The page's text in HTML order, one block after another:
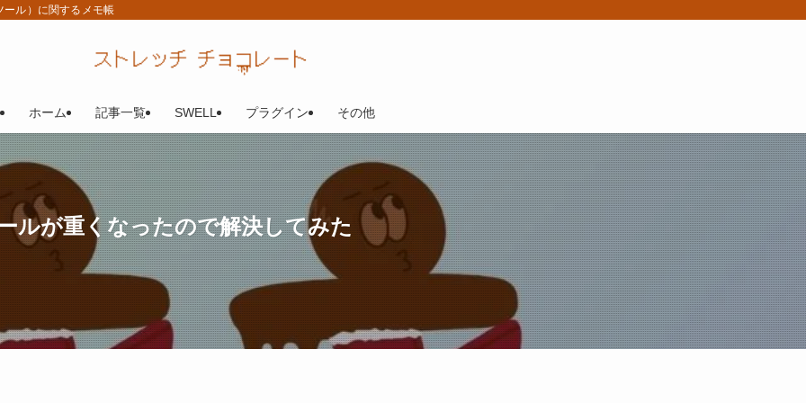
ル）に関するメモ帳
ホーム 記事一覧 SWELL プラグイン その他
ルが重くなったので解決してみた